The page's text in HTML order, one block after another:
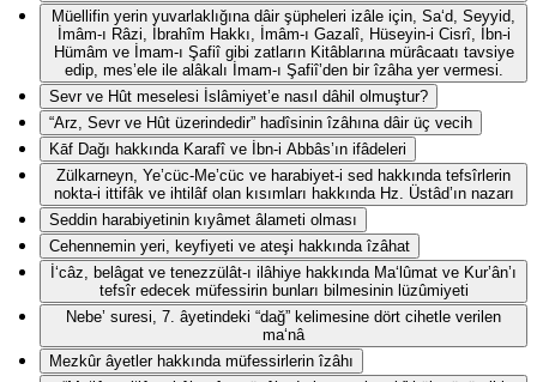
Müellifin yerin yuvarlaklığına dâir şüpheleri izâle için, Sa‘d, Seyyid,
İmâm-ı Râzi, İbrahîm Hakkı, İmâm-ı Gazalî, Hüseyin-i Cisrî, İbn-i
Hümâm ve İmam-ı Şafiî gibi zatların Kitâblarına mürâcaatı tavsiye
edip, mes’ele ile alâkalı İmam-ı Şafiî’den bir îzâha yer vermesi.
Sevr ve Hût meselesi İslâmiyet’e nasıl dâhil olmuştur?
“Arz, Sevr ve Hût üzerindedir” hadîsinin îzâhına dâir üç vecih
Kāf Dağı hakkında Karafî ve İbn-i Abbâs’ın ifâdeleri
Zülkarneyn, Ye’cüc-Me’cüc ve harabiyet-i sed hakkında tefsîrlerin
nokta-i ittifâk ve ihtilâf olan kısımları hakkında Hz. Üstâd’ın nazarı
Seddin harabiyetinin kıyâmet âlameti olması
Cehennemin yeri, keyfiyeti ve ateşi hakkında îzâhat
İ‘câz, belâgat ve tenezzülât-ı ilâhiye hakkında Ma‘lûmat ve Kur’ân’ı
tefsîr edecek müfessirin bunları bilmesinin lüzûmiyeti
Nebe’ suresi, 7. âyetindeki “dağ” kelimesine dört cihetle verilen
ma‘nâ
Mezkûr âyetler hakkında müfessirlerin îzâhı